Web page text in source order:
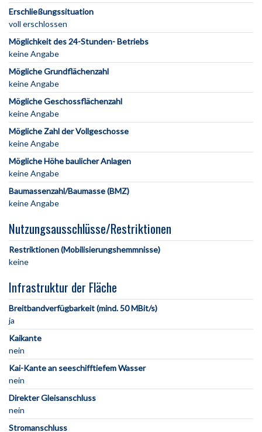
Erschließungssituation
voll erschlossen
Möglichkeit des 24-Stunden- Betriebs
keine Angabe
Mögliche Grundflächenzahl
keine Angabe
Mögliche Geschossflächenzahl
keine Angabe
Mögliche Zahl der Vollgeschosse
keine Angabe
Mögliche Höhe baulicher Anlagen
keine Angabe
Baumassenzahl/Baumasse (BMZ)
keine Angabe
Nutzungsausschlüsse/Restriktionen
Restriktionen (Mobilisierungshemmnisse)
keine
Infrastruktur der Fläche
Breitbandverfügbarkeit (mind. 50 MBit/s)
ja
Kaikante
nein
Kai-Kante an seeschifftiefem Wasser
nein
Direkter Gleisanschluss
nein
Stromanschluss